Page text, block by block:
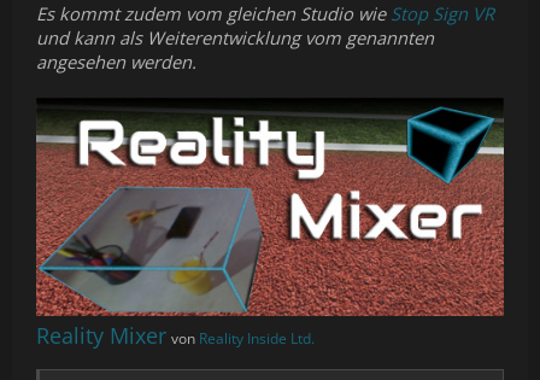
Es kommt zudem vom gleichen Studio wie Stop Sign VR
und kann als Weiterentwicklung vom genannten
angesehen werden.
Reality Mixer von Reality Inside Ltd.